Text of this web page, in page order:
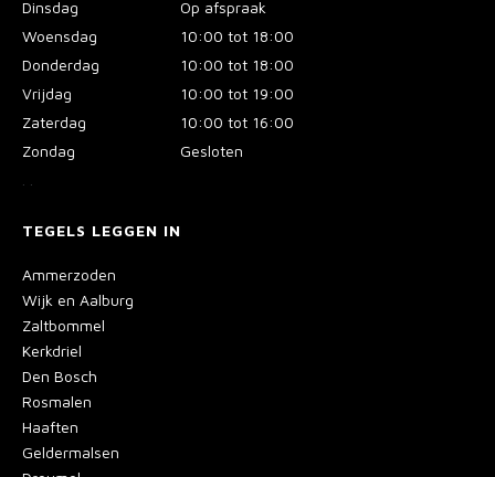
Dinsdag
Woensdag
Donderdag
Vrijdag
Zaterdag
Zondag
Op afspraak
10:00 tot 18:00
10:00 tot 18:00
10:00 tot 19:00
10:00 tot 16:00
Gesloten
TEGELS LEGGEN IN
Ammerzoden
Wijk en Aalburg
Zaltbommel
Kerkdriel
Den Bosch
Rosmalen
Haaften
Geldermalsen